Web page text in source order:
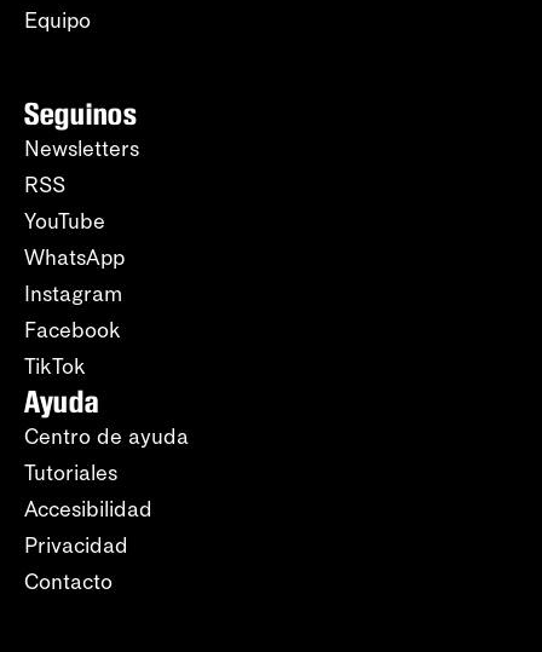
Equipo
Seguinos
Newsletters
RSS
YouTube
WhatsApp
Instagram
Facebook
TikTok
Ayuda
Centro de ayuda
Tutoriales
Accesibilidad
Privacidad
Contacto